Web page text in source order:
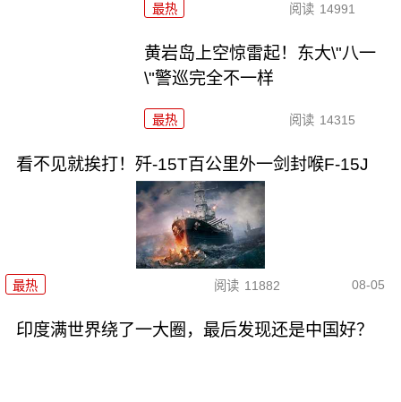
最热 阅读 14991
黄岩岛上空惊雷起！东大\"八一
\"警巡完全不一样
最热 阅读 14315
看不见就挨打！歼-15T百公里外一剑封喉F-15J
最热 阅读 11882 08-05
印度满世界绕了一大圈，最后发现还是中国好？